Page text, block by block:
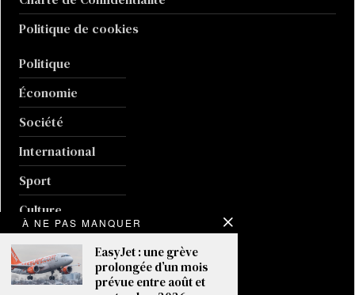
Politique de cookies
Politique
Économie
Société
International
Sport
Culture
Guerre en Ukraine
Climat
À NE PAS MANQUER
EasyJet : une grève
prolongée d’un mois
prévue entre août et